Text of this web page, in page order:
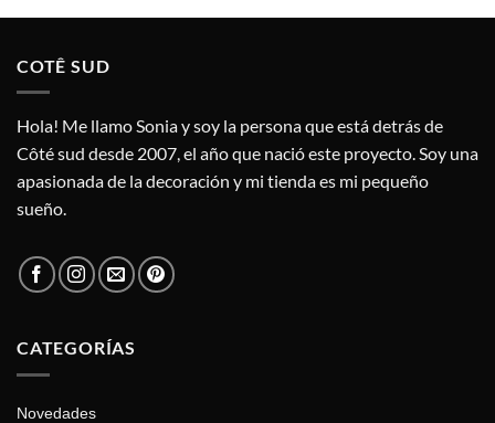
COTÊ SUD
Hola! Me llamo Sonia y soy la persona que está detrás de
Côté sud desde 2007, el año que nació este proyecto. Soy una
apasionada de la decoración y mi tienda es mi pequeño
sueño.
CATEGORÍAS
Novedades